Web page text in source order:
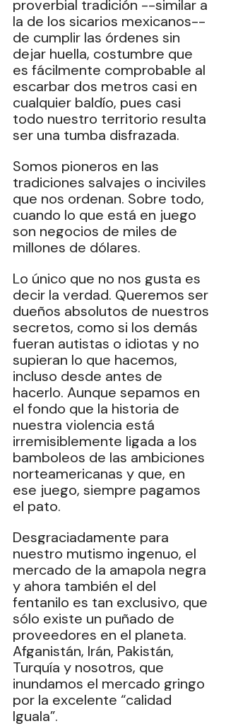
proverbial tradición --similar a
la de los sicarios mexicanos--‎
de cumplir las órdenes sin
dejar huella, costumbre que
es fácilmente comprobable al
escarbar dos metros casi en
cualquier baldío, pues casi
todo nuestro territorio resulta
ser una tumba disfrazada.
Somos pioneros en las
tradiciones salvajes o inciviles
que nos ordenan. Sobre todo,
cuando lo que está en juego
son negocios de miles de
millones de dólares. ‎
Lo único que no nos gusta es
decir la verdad. Queremos ser
dueños absolutos de nuestros
secretos, como si los demás
fueran autistas o idiotas y no
supieran lo que hacemos,
incluso desde antes de
hacerlo. ‎Aunque sepamos en
el fondo que la historia de
nuestra violencia está
irremisiblemente ligada a los
bamboleos de las ambiciones
norteamericanas y que, en
ese juego, siempre pagamos
el pato.
‎Desgraciadamente para
nuestro mutismo ingenuo, el
mercado de la amapola negra
y ahora también el del
fentanilo es tan exclusivo, que
sólo existe un puñado de
proveedores en el planeta.
Afganistán, lrán, Pakistán,
Turquía y nosotros, que
inundamos el mercado gringo
por la excelente “calidad
Iguala”.